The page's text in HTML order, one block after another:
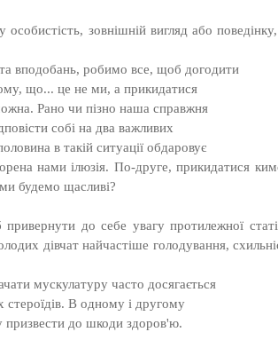
зовнішній вигляд або
вподобань, робимо все, щоб догодити
що... це не ми, а прикидатися
Рано чи пізно наша справжня
собі на два важливих
в такій ситуації обдаровує
нами ілюзія. По-друге, прикидатися
будемо щасливі?
до себе увагу протилежної
дівчат найчастіше голодування,
мускулатуру часто досягається
В одному і другому
призвести до шкоди здоров'ю.